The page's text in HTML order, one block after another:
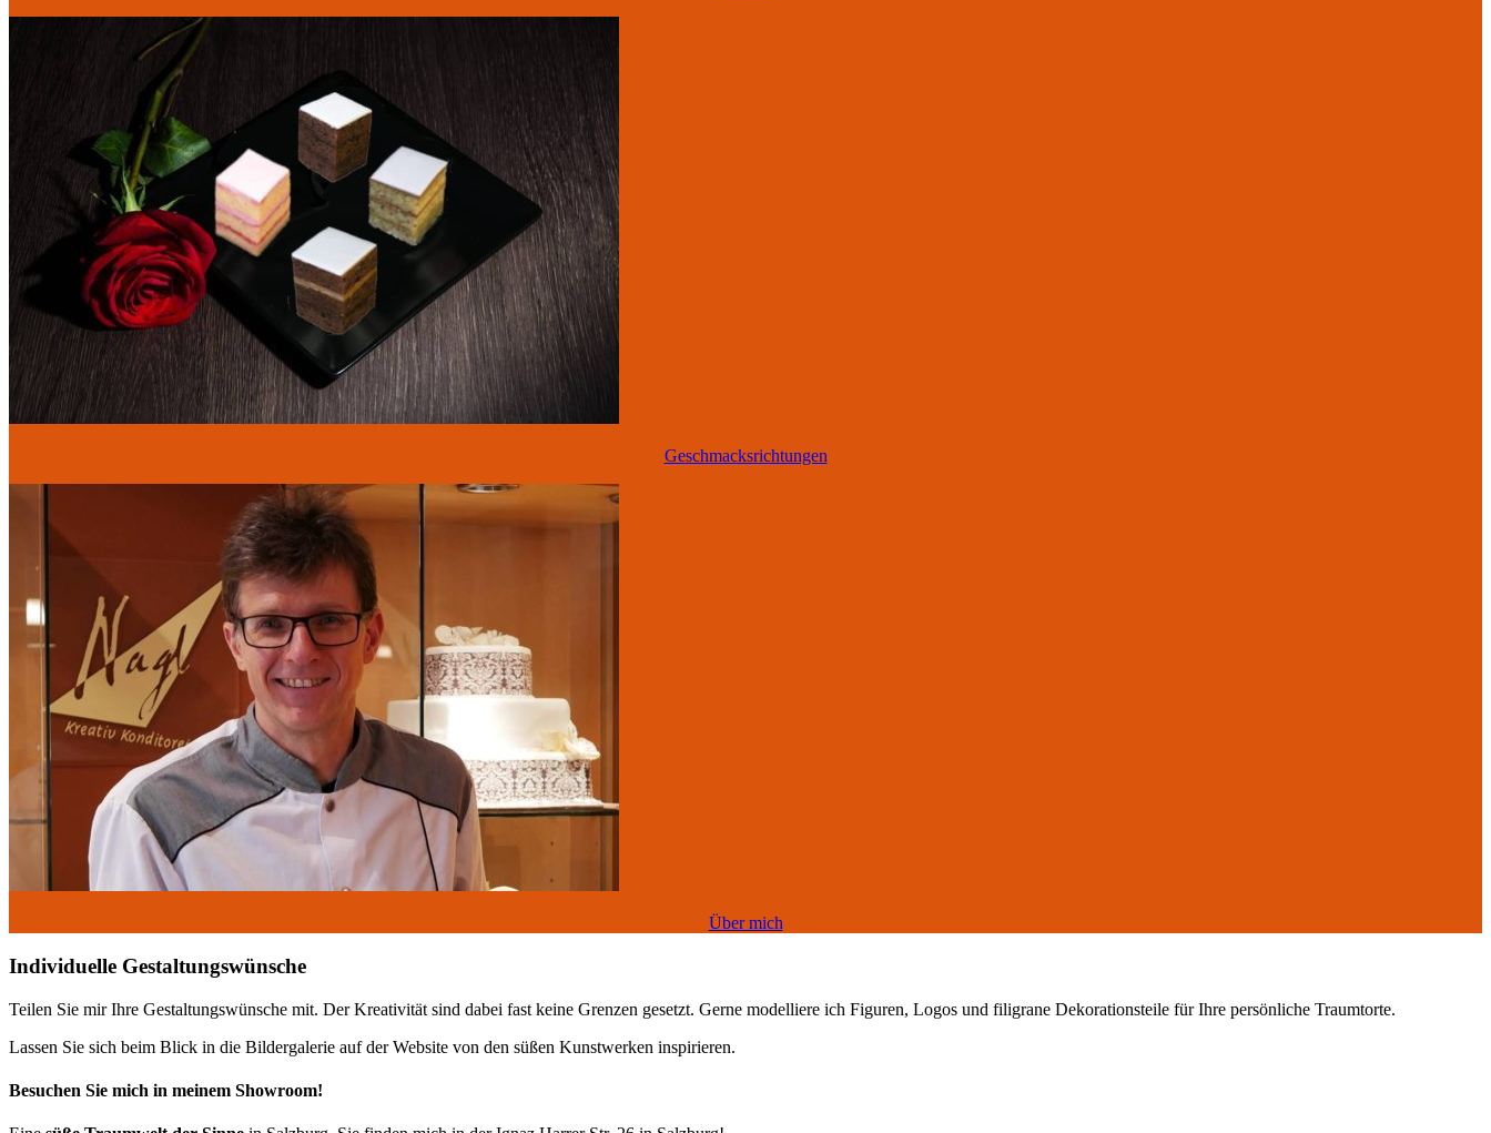
Geschmacksrichtungen
Über mich
Individuelle Gestaltungswünsche
Teilen Sie mir Ihre Gestaltungswünsche mit. Der Kreativität sind dabei fast keine Grenzen gesetzt. Gerne modelliere ich Figuren, Logos und filigrane Dekorationsteile für Ihre persönliche Traumtorte.
Lassen Sie sich beim Blick in die Bildergalerie auf der Website von den süßen Kunstwerken inspirieren.
Besuchen Sie mich in meinem Showroom!